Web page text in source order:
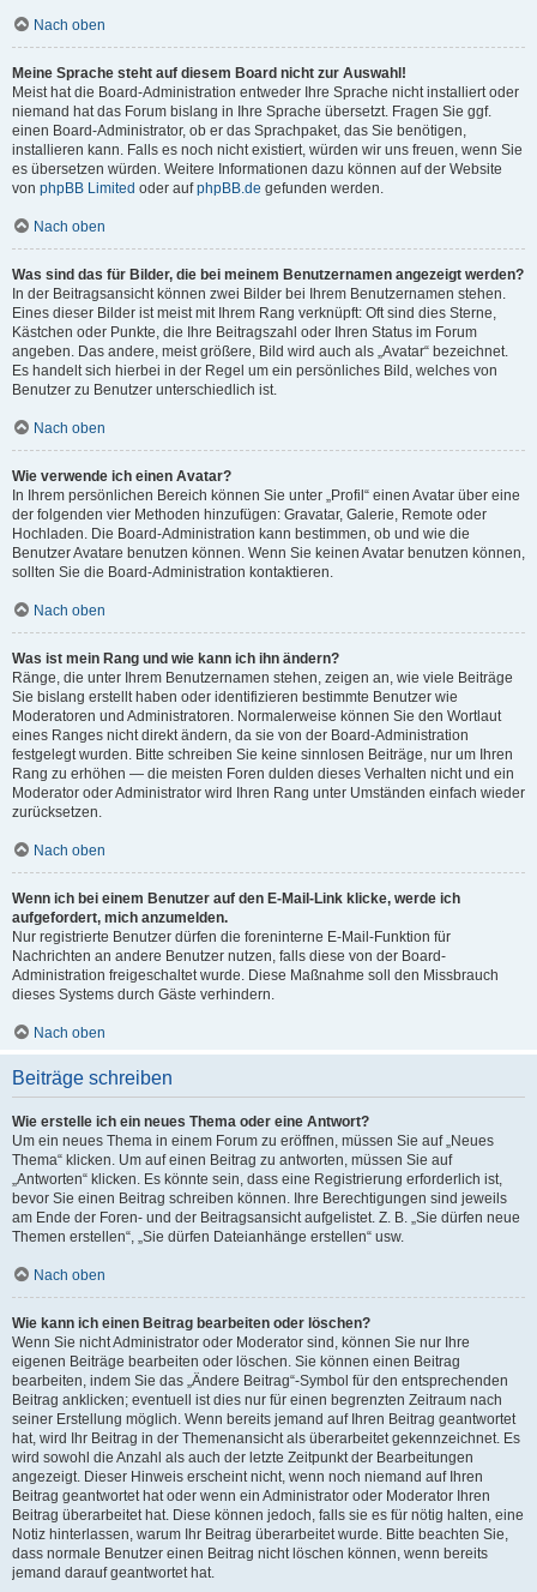
Nach oben
Meine Sprache steht auf diesem Board nicht zur Auswahl!
Meist hat die Board-Administration entweder Ihre Sprache nicht installiert oder
niemand hat das Forum bislang in Ihre Sprache übersetzt. Fragen Sie ggf.
einen Board-Administrator, ob er das Sprachpaket, das Sie benötigen,
installieren kann. Falls es noch nicht existiert, würden wir uns freuen, wenn Sie
es übersetzen würden. Weitere Informationen dazu können auf der Website
von phpBB Limited oder aufphpBB.de gefunden werden.
Nach oben
Was sind das für Bilder, die bei meinem Benutzernamen angezeigt werden?
In der Beitragsansicht können zwei Bilder bei Ihrem Benutzernamen stehen.
Eines dieser Bilder ist meist mit Ihrem Rang verknüpft: Oft sind dies Sterne,
Kästchen oder Punkte, die Ihre Beitragszahl oder Ihren Status im Forum
angeben. Das andere, meist größere, Bild wird auch als „Avatar“ bezeichnet.
Es handelt sich hierbei in der Regel um ein persönliches Bild, welches von
Benutzer zu Benutzer unterschiedlich ist.
Nach oben
Wie verwende ich einen Avatar?
In Ihrem persönlichen Bereich können Sie unter „Profil“ einen Avatar über eine
der folgenden vier Methoden hinzufügen: Gravatar, Galerie, Remote oder
Hochladen. Die Board-Administration kann bestimmen, ob und wie die
Benutzer Avatare benutzen können. Wenn Sie keinen Avatar benutzen können,
sollten Sie die Board-Administration kontaktieren.
Nach oben
Was ist mein Rang und wie kann ich ihn ändern?
Ränge, die unter Ihrem Benutzernamen stehen, zeigen an, wie viele Beiträge
Sie bislang erstellt haben oder identifizieren bestimmte Benutzer wie
Moderatoren und Administratoren. Normalerweise können Sie den Wortlaut
eines Ranges nicht direkt ändern, da sie von der Board-Administration
festgelegt wurden. Bitte schreiben Sie keine sinnlosen Beiträge, nur um Ihren
Rang zu erhöhen — die meisten Foren dulden dieses Verhalten nicht und ein
Moderator oder Administrator wird Ihren Rang unter Umständen einfach wieder
zurücksetzen.
Nach oben
Wenn ich bei einem Benutzer auf den E-Mail-Link klicke, werde ich
aufgefordert, mich anzumelden.
Nur registrierte Benutzer dürfen die foreninterne E-Mail-Funktion für
Nachrichten an andere Benutzer nutzen, falls diese von der Board-
Administration freigeschaltet wurde. Diese Maßnahme soll den Missbrauch
dieses Systems durch Gäste verhindern.
Nach oben
Beiträge schreiben
Wie erstelle ich ein neues Thema oder eine Antwort?
Um ein neues Thema in einem Forum zu eröffnen, müssen Sie auf „Neues
Thema“ klicken. Um auf einen Beitrag zu antworten, müssen Sie auf
„Antworten“ klicken. Es könnte sein, dass eine Registrierung erforderlich ist,
bevor Sie einen Beitrag schreiben können. Ihre Berechtigungen sind jeweils
am Ende der Foren- und der Beitragsansicht aufgelistet. Z. B. „Sie dürfen neue
Themen erstellen“, „Sie dürfen Dateianhänge erstellen“ usw.
Nach oben
Wie kann ich einen Beitrag bearbeiten oder löschen?
Wenn Sie nicht Administrator oder Moderator sind, können Sie nur Ihre
eigenen Beiträge bearbeiten oder löschen. Sie können einen Beitrag
bearbeiten, indem Sie das „Ändere Beitrag“-Symbol für den entsprechenden
Beitrag anklicken; eventuell ist dies nur für einen begrenzten Zeitraum nach
seiner Erstellung möglich. Wenn bereits jemand auf Ihren Beitrag geantwortet
hat, wird Ihr Beitrag in der Themenansicht als überarbeitet gekennzeichnet. Es
wird sowohl die Anzahl als auch der letzte Zeitpunkt der Bearbeitungen
angezeigt. Dieser Hinweis erscheint nicht, wenn noch niemand auf Ihren
Beitrag geantwortet hat oder wenn ein Administrator oder Moderator Ihren
Beitrag überarbeitet hat. Diese können jedoch, falls sie es für nötig halten, eine
Notiz hinterlassen, warum Ihr Beitrag überarbeitet wurde. Bitte beachten Sie,
dass normale Benutzer einen Beitrag nicht löschen können, wenn bereits
jemand darauf geantwortet hat.